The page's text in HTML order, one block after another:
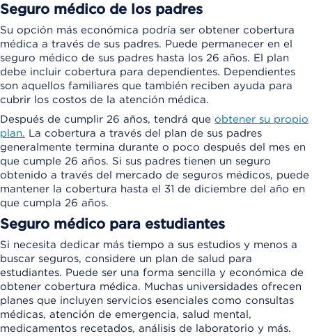
Seguro médico de los padres
Su opción más económica podría ser obtener cobertura
médica a través de sus padres. Puede permanecer en el
seguro médico de sus padres hasta los 26 años. El plan
debe incluir cobertura para dependientes. Dependientes
son aquellos familiares que también reciben ayuda para
cubrir los costos de la atención médica.
Después de cumplir 26 años, tendrá que obtener su propio
plan. La cobertura a través del plan de sus padres
generalmente termina durante o poco después del mes en
que cumple 26 años. Si sus padres tienen un seguro
obtenido a través del mercado de seguros médicos, puede
mantener la cobertura hasta el 31 de diciembre del año en
que cumpla 26 años.
Seguro médico para estudiantes
Si necesita dedicar más tiempo a sus estudios y menos a
buscar seguros, considere un plan de salud para
estudiantes. Puede ser una forma sencilla y económica de
obtener cobertura médica. Muchas universidades ofrecen
planes que incluyen servicios esenciales como consultas
médicas, atención de emergencia, salud mental,
medicamentos recetados, análisis de laboratorio y más.